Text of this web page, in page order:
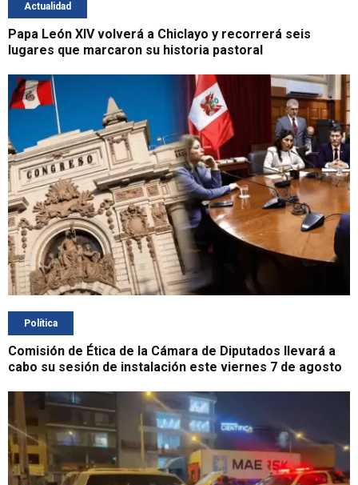
Actualidad
Papa León XIV volverá a Chiclayo y recorrerá seis
lugares que marcaron su historia pastoral
Política
Comisión de Ética de la Cámara de Diputados llevará a
cabo su sesión de instalación este viernes 7 de agosto